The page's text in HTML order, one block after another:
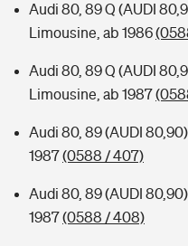
Audi 80, 89 Q (AUDI
Limousine, ab 1986
Audi 80, 89 Q (AUDI
Limousine, ab 1987
Audi 80, 89 (AUDI
1987(0588 / 407)
Audi 80, 89 (AUDI
1987(0588 / 408)